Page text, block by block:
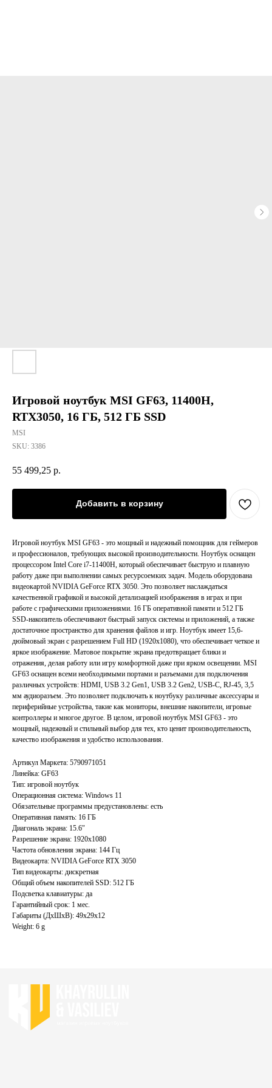
Игровой ноутбук MSI GF63, 11400H,
RTX3050, 16 ГБ, 512 ГБ SSD
MSI
SKU: 3386
55 499,25 р.
Добавить в корзину
Игровой ноутбук MSI GF63 - это мощный и надежный помощник для геймеров
и профессионалов, требующих высокой производительности. Ноутбук оснащен
процессором Intel Core i7-11400H, который обеспечивает быструю и плавную
работу даже при выполнении самых ресурсоемких задач. Модель оборудована
видеокартой NVIDIA GeForce RTX 3050. Это позволяет наслаждаться
качественной графикой и высокой детализацией изображения в играх и при
работе с графическими приложениями. 16 ГБ оперативной памяти и 512 ГБ
SSD-накопитель обеспечивают быстрый запуск системы и приложений, а также
достаточное пространство для хранения файлов и игр. Ноутбук имеет 15,6-
дюймовый экран с разрешением Full HD (1920x1080), что обеспечивает четкое и
яркое изображение. Матовое покрытие экрана предотвращает блики и
отражения, делая работу или игру комфортной даже при ярком освещении. MSI
GF63 оснащен всеми необходимыми портами и разъемами для подключения
различных устройств: HDMI, USB 3.2 Gen1, USB 3.2 Gen2, USB-C, RJ-45, 3,5
мм аудиоразъем. Это позволяет подключать к ноутбуку различные аксессуары и
периферийные устройства, такие как мониторы, внешние накопители, игровые
контроллеры и многое другое. В целом, игровой ноутбук MSI GF63 - это
мощный, надежный и стильный выбор для тех, кто ценит производительность,
качество изображения и удобство использования.
Артикул Маркета: 5790971051
Линейка: GF63
Тип: игровой ноутбук
Операционная система: Windows 11
Обязательные программы предустановлены: есть
Оперативная память: 16 ГБ
Диагональ экрана: 15.6"
Разрешение экрана: 1920x1080
Частота обновления экрана: 144 Гц
Видеокарта: NVIDIA GeForce RTX 3050
Тип видеокарты: дискретная
Общий объем накопителей SSD: 512 ГБ
Подсветка клавиатуры: да
Гарантийный срок: 1 мес.
Габариты (ДхШхВ): 49x29x12
Weight: 6 g
Политика конфиденциальности
ИП Хайруллин Ильдар Тагирович
ОГРНИП 324774600152309
Главная
Акции
Контакты
Преимущества
Отзывы
Каталог
Ноутбуки бу
Игровые ноутбуки бу
Ноутбуки для работы бу
Ноутбуки для учебы бу